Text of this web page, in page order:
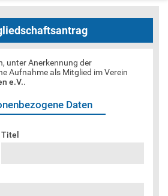
Training
Vorstand
Dokumente
Sponsoren
Trainer